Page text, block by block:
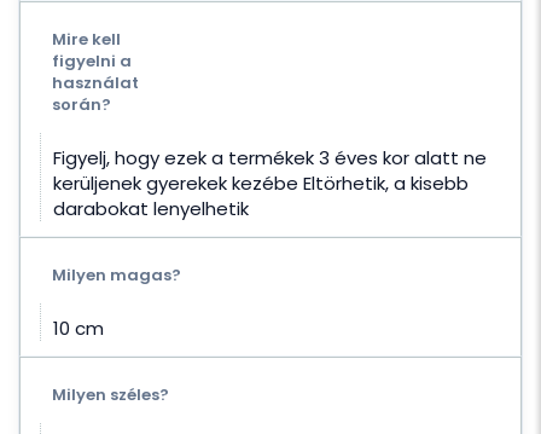
Mire kell
figyelni a
használat
során?
Figyelj, hogy ezek a termékek 3 éves kor alatt ne
kerüljenek gyerekek kezébe Eltörhetik, a kisebb
darabokat lenyelhetik
Milyen magas?
10 cm
Milyen széles?